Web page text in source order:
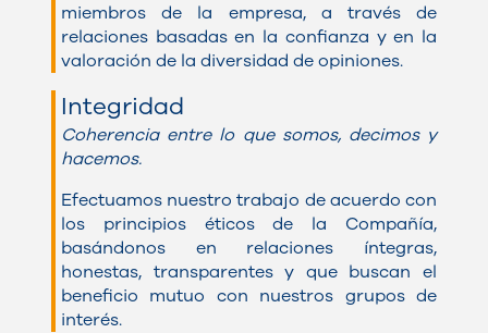
miembros de la empresa, a través de
relaciones basadas en la confianza y en la
valoración de la diversidad de opiniones.
Integridad
Coherencia entre lo que somos, decimos y
hacemos.
Efectuamos nuestro trabajo de acuerdo con
los principios éticos de la Compañía,
basándonos en relaciones íntegras,
honestas, transparentes y que buscan el
beneficio mutuo con nuestros grupos de
interés.